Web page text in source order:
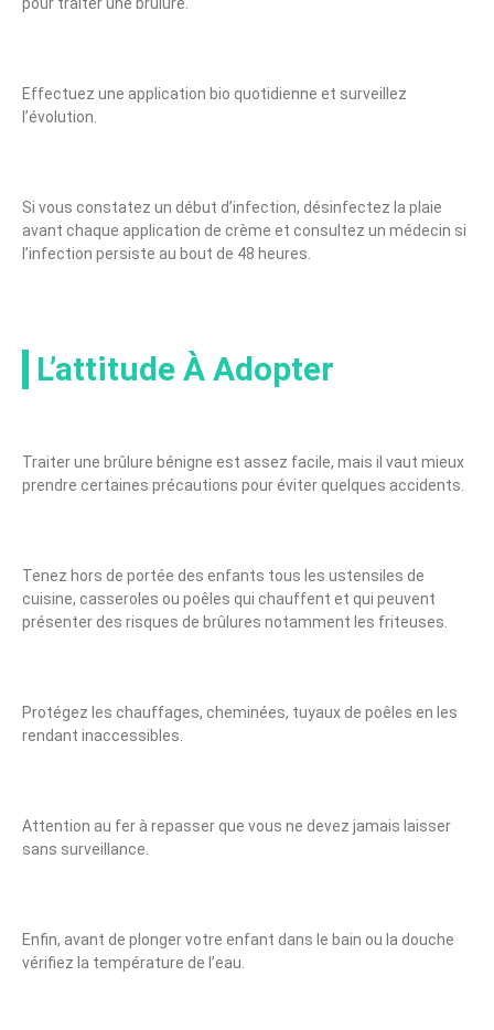
Effectuez une application bio quotidienne et surveillez
l’évolution.
Si vous constatez un début d’infection, désinfectez la plaie
avant chaque application de crème et consultez un médecin si
l’infection persiste au bout de 48 heures.
L’attitude À Adopter
Traiter une brûlure bénigne est assez facile, mais il vaut mieux
prendre certaines précautions pour éviter quelques accidents.
Tenez hors de portée des enfants tous les ustensiles de
cuisine, casseroles ou poêles qui chauffent et qui peuvent
présenter des risques de brûlures notamment les friteuses.
Protégez les chauffages, cheminées, tuyaux de poêles en les
rendant inaccessibles.
Attention au fer à repasser que vous ne devez jamais laisser
sans surveillance.
Enfin, avant de plonger votre enfant dans le bain ou la douche
vérifiez la température de l’eau.